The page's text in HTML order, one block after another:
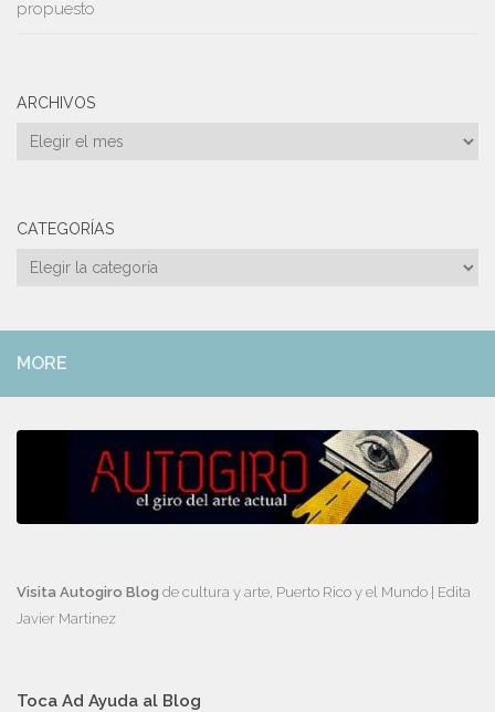
propuesto
ARCHIVOS
Archivos
CATEGORÍAS
Categorías
MORE
Visita Autogiro Blog de cultura y arte, Puerto Rico y el Mundo | Edita
Javier Martinez
Toca Ad Ayuda al Blog